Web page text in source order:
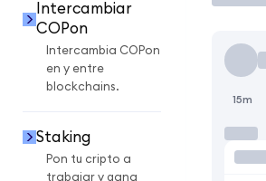
Intercambiar
COPon
Intercambia COPon
en y entre
blockchains.
Staking
Pon tu cripto a
trabajar y gana
15m